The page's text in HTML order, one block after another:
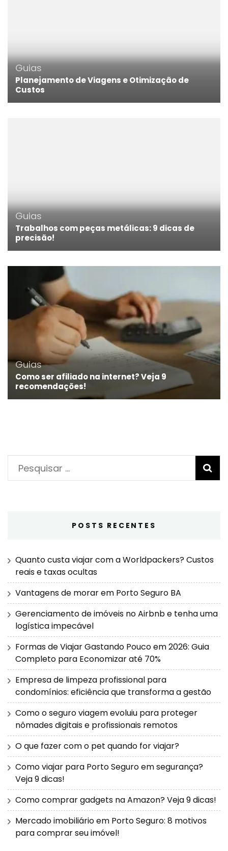
Guias
Planejamento de Viagens e Otimização de
Custos
Guias
Trabalhos com peças metálicas: 9 dicas de
precisão!
Guias
Como ser afiliado na internet? Veja 9
recomendações!
Pesquisar
por:
POSTS RECENTES
Quanto custa viajar com a Worldpackers? Custos
reais e taxas ocultas
Vantagens de morar em Porto Seguro BA
Gerenciamento de imóveis no Airbnb e tenha uma
logística impecável
Formas de Viajar Gastando Pouco em 2026: Guia
Completo para Economizar até 70%
Empresa de limpeza profissional para
condomínios: eficiência que transforma a gestão
Como o seguro viagem evoluiu para proteger
nômades digitais e profissionais remotos
O que fazer com o pet quando for viajar?
Como viajar para Porto Seguro em segurança?
Veja 9 dicas!
Como comprar gadgets na Amazon? Veja 9 dicas!
Mercado imobiliário em Porto Seguro: 8 motivos
para comprar seu imóvel!